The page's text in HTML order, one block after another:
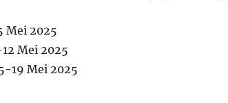
Mei 2025
Mei 2025
19 Mei 2025